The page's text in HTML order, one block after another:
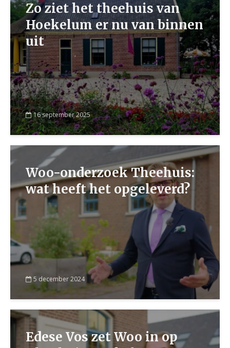
Zo ziet het theehuis van
Hoekelum er nu van binnen
uit
16 september 2025
Woo-onderzoek Theehuis:
wat heeft het opgeleverd?
5 december 2024
Edese Vos zet Woo in op